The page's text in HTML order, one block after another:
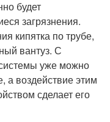
будет
загрязнения.
кипятка по трубе,
вантуз. С
уже можно
а воздействие этим
сделает его